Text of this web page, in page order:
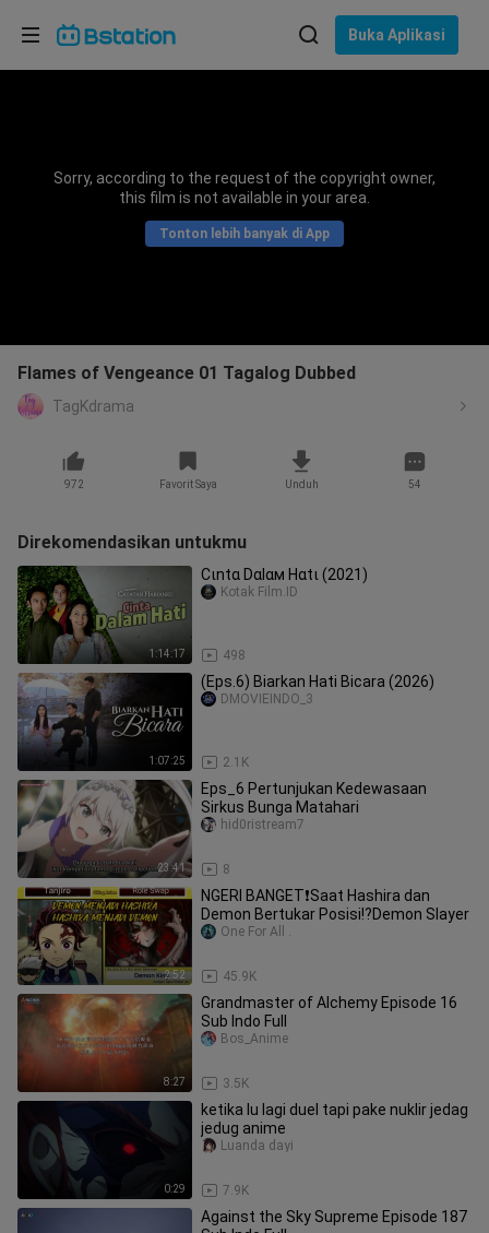
Buka Aplikasi
Sorry, according to the request of the copyright owner,
this film is not available in your area.
Tonton lebih banyak di App
Flames of Vengeance 01 Tagalog Dubbed
TagKdrama
972 Favorit Saya Unduh 54
Direkomendasikan untukmu
1:14:17
Сιntα Dαlαм Нαtι (2021)
498
Kotak Film.ID
1:07:25
(Eps.6) Biarkan Hati Bicara (2026)
2.1K
DMOVIEINDO_3
23:41
Eps_6 Pertunjukan Kedewasaan
Sirkus Bunga Matahari
8
hid0ristream7
2:52
NGERI BANGET❗Saat Hashira dan
Demon Bertukar Posisi⁉️Demon Slayer
45.9K
One For All .
8:27
Grandmaster of Alchemy Episode 16
Sub Indo Full
3.5K
Bos_Anime
0:29
ketika lu lagi duel tapi pake nuklir jedag
jedug anime
7.9K
Luanda dayi
Against the Sky Supreme Episode 187
Pilih bahasa
Bahasa Indonesia